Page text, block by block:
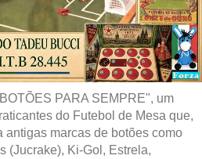
PARA SEMPRE", um
do Futebol de Mesa que,
antigas marcas de botões como
(Jucrake), Ki-Gol, Estrela,